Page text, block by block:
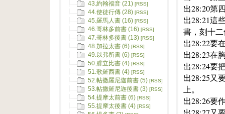
出28:20第
出28:21這
書，刻十
出28:22要
出28:23在
出28:24要
出28:25又
上。
出28:26要
43.約翰福音 (21) [RSS]
44.使徒行傳 (28) [RSS]
45.羅馬人書 (16) [RSS]
46.哥林多前書 (16) [RSS]
47.哥林多後書 (13) [RSS]
48.加拉太書 (6) [RSS]
49.以弗所書 (6) [RSS]
50.腓立比書 (4) [RSS]
51.歌羅西書 (4) [RSS]
52.帖撒羅尼迦前書 (5) [RSS]
53.帖撒羅尼迦後書 (3) [RSS]
54.提摩太前書 (6) [RSS]
55.提摩太後書 (4) [RSS]